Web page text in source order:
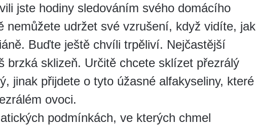
jste hodiny sledováním svého domácího
nemůžete udržet své vzrušení, když vidíte, jak
Buďte ještě chvíli trpěliví. Nejčastější
brzká sklizeň. Určitě chcete sklízet přezrálý
jinak přijdete o tyto úžasné alfakyseliny, které
ovoci.
podmínkách, ve kterých chmel